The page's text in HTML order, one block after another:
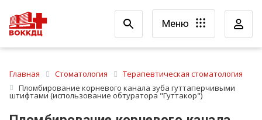
Меню
Главная Стоматология
Терапевтическая стоматология
Пломбирование корневого канала зуба гуттаперчивыми
штифтами (использование обтуратора "Гуттакор")